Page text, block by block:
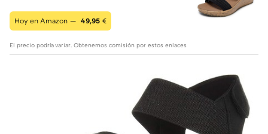
Hoy en Amazon — 49,95 €
El precio podría variar. Obtenemos comisión por estos enlaces